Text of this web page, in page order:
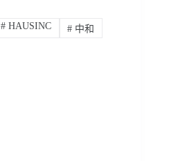
#HAUSINC # 中和